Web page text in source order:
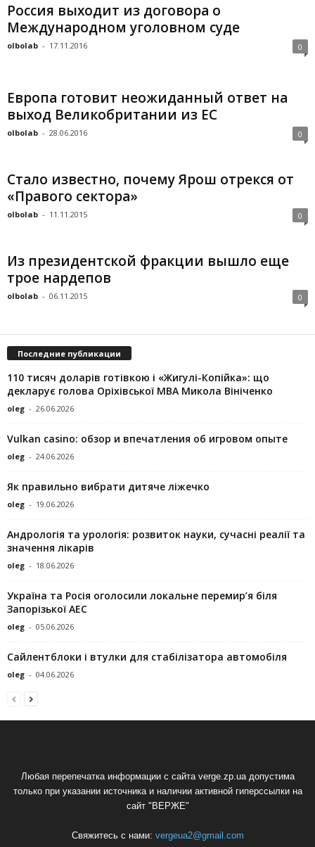
Россия выходит из договора о
Международном уголовном суде
olbolab - 17.11.2016 0
Европа готовит неожиданный ответ на
выход Великобритании из ЕС
olbolab - 28.06.2016 0
Стало известно, почему Ярош отрекся от
«Правого сектора»
olbolab - 11.11.2015 0
Из президентской фракции вышло еще
трое нардепов
olbolab - 06.11.2015 0
Последние публикации
110 тисяч доларів готівкою і «Жигулі-Копійка»: що
декларує голова Оріхівської МВА Микола Вініченко
oleg - 26.06.2026
Vulkan casino: обзор и впечатления об игровом опыте
oleg - 24.06.2026
Як правильно вибрати дитяче ліжечко
oleg - 19.06.2026
Андрологія та урологія: розвиток науки, сучасні реалії та
значення лікарів
oleg - 18.06.2026
Україна та Росія оголосили локальне перемир’я біля
Запорізької АЕС
oleg - 05.06.2026
Сайлентблоки і втулки для стабілізатора автомобіля
oleg - 04.06.2026
Любая перепечатка информации с сайта verge.zp.ua допустима
только при указании источника и наличии активной гиперссылки на
сайт "ВЕРЖЕ"
Свяжитесь с нами: vergeua2@gmail.com